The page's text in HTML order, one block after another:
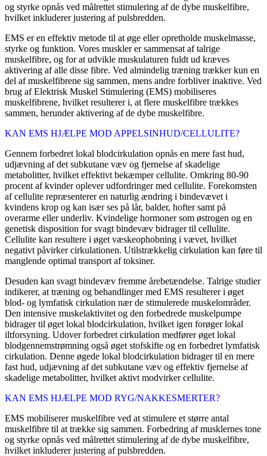
og styrke opnås ved målrettet stimulering af de dybe muskelfibre,
hvilket inkluderer justering af pulsbredden.
EMS er en effektiv metode til at øge eller opretholde muskelmasse,
styrke og funktion. Vores muskler er sammensat af talrige
muskelfibre, og for at udvikle muskulaturen fuldt ud kræves
aktivering af alle disse fibre. Ved almindelig træning trækker kun en
del af muskelfibrene sig sammen, mens andre forbliver inaktive. Ved
brug af Elektrisk Muskel Stimulering (EMS) mobiliseres
muskelfibrene, hvilket resulterer i, at flere muskelfibre trækkes
sammen, herunder aktivering af de dybe muskelfibre.
KAN EMS HJÆLPE MOD APPELSINHUD/CELLULITE?
Gennem forbedret lokal blodcirkulation opnås en mere fast hud,
udjævning af det subkutane væv og fjernelse af skadelige
metabolitter, hvilket effektivt bekæmper cellulite. Omkring 80-90
procent af kvinder oplever udfordringer med cellulite. Forekomsten
af cellulite repræsenterer en naturlig ændring i bindevævet i
kvindens krop og kan især ses på lår, balder, hofter samt på
overarme eller underliv. Kvindelige hormoner som østrogen og en
genetisk disposition for svagt bindevæv bidrager til cellulite.
Cellulite kan resultere i øget væskeophobning i vævet, hvilket
negativt påvirker cirkulationen. Utilstrækkelig cirkulation kan føre til
manglende optimal transport af toksiner.
Desuden kan svagt bindevæv fremme årebetændelse. Talrige studier
indikerer, at træning og behandlinger med EMS resulterer i øget
blod- og lymfatisk cirkulation nær de stimulerede muskelområder.
Den intensive muskelaktivitet og den forbedrede muskelpumpe
bidrager til øget lokal blodcirkulation, hvilket igen forøger lokal
iltforsyning. Udover forbedret cirkulation medfører øget lokal
blodgennemstrømning også øget stofskifte og en forbedret lymfatisk
cirkulation. Denne øgede lokal blodcirkulation bidrager til en mere
fast hud, udjævning af det subkutane væv og effektiv fjernelse af
skadelige metabolitter, hvilket aktivt modvirker cellulite.
KAN EMS HJÆLPE MOD RYG/NAKKESMERTER?
EMS mobiliserer muskelfibre ved at stimulere et større antal
muskelfibre til at trække sig sammen. Forbedring af musklernes tone
og styrke opnås ved målrettet stimulering af de dybe muskelfibre,
hvilket inkluderer justering af pulsbredden.